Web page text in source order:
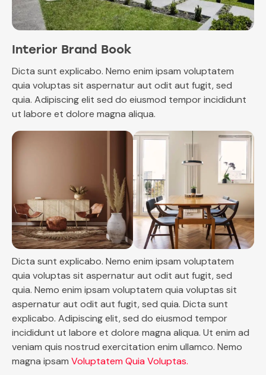
Interior Brand Book
Dicta sunt explicabo. Nemo enim ipsam voluptatem
quia voluptas sit aspernatur aut odit aut fugit, sed
quia. Adipiscing elit sed do eiusmod tempor incididunt
ut labore et dolore magna aliqua.
Dicta sunt explicabo. Nemo enim ipsam voluptatem
quia voluptas sit aspernatur aut odit aut fugit, sed
quia. Nemo enim ipsam voluptatem quia voluptas sit
aspernatur aut odit aut fugit, sed quia. Dicta sunt
explicabo. Adipiscing elit, sed do eiusmod tempor
incididunt ut labore et dolore magna aliqua. Ut enim ad
veniam quis nostrud exercitation enim ullamco. Nemo
magna ipsam Voluptatem Quia Voluptas.